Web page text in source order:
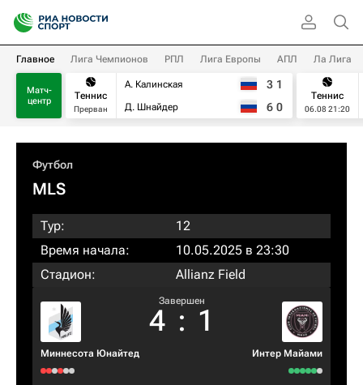
Главное Лига Чемпионов РПЛ Лига Европы АПЛ Ла Лига
Матч-
центр
Теннис
Прерван
А. Калинская
Д. Шнайдер
3 1
6 0
Теннис
06.08 21:20
Футбол
MLS
Тур:
12
Время начала:
10.05.2025 в 23:30
Стадион:
Allianz Field
Миннесота Юнайтед
Завершен
4 : 1
Интер Майами